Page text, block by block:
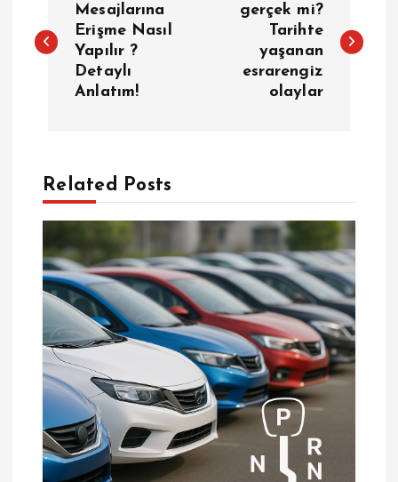
z
e
z
n
m
e
s
Mesajlarına
Erişme Nasıl
Yapılır ?
Detaylı
Anlatım!
gerçek mi?
Tarihte
yaşanan
esrarengiz
olaylar
Related Posts